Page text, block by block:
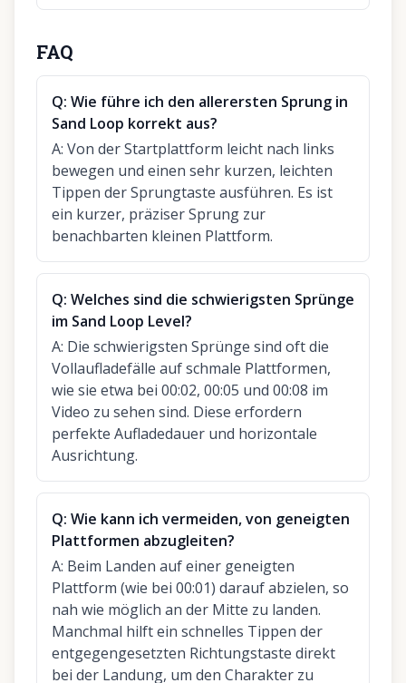
FAQ
Q: Wie führe ich den allerersten Sprung in
Sand Loop korrekt aus?
A: Von der Startplattform leicht nach links
bewegen und einen sehr kurzen, leichten
Tippen der Sprungtaste ausführen. Es ist
ein kurzer, präziser Sprung zur
benachbarten kleinen Plattform.
Q: Welches sind die schwierigsten Sprünge
im Sand Loop Level?
A: Die schwierigsten Sprünge sind oft die
Vollaufladefälle auf schmale Plattformen,
wie sie etwa bei 00:02, 00:05 und 00:08 im
Video zu sehen sind. Diese erfordern
perfekte Aufladedauer und horizontale
Ausrichtung.
Q: Wie kann ich vermeiden, von geneigten
Plattformen abzugleiten?
A: Beim Landen auf einer geneigten
Plattform (wie bei 00:01) darauf abzielen, so
nah wie möglich an der Mitte zu landen.
Manchmal hilft ein schnelles Tippen der
entgegengesetzten Richtungstaste direkt
bei der Landung, um den Charakter zu